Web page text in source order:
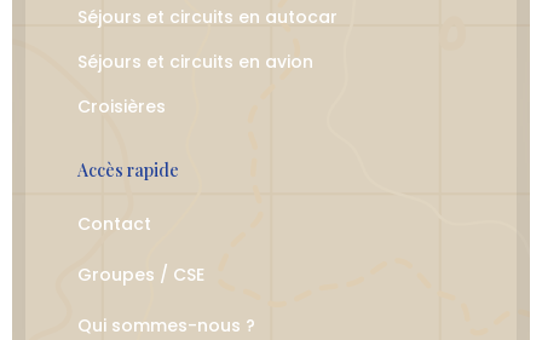
Séjours et circuits en autocar
Séjours et circuits en avion
Croisières
Accès rapide
Contact
Groupes / CSE
Qui sommes-nous ?